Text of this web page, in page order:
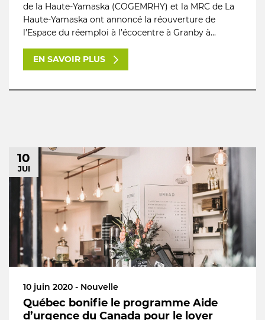
de la Haute-Yamaska (COGEMRHY) et la MRC de La
Haute-Yamaska ont annoncé la réouverture de
l’Espace du réemploi à l’écocentre à Granby à...
EN SAVOIR PLUS
10
JUI
10 juin 2020 - Nouvelle
Québec bonifie le programme Aide
d’urgence du Canada pour le loyer